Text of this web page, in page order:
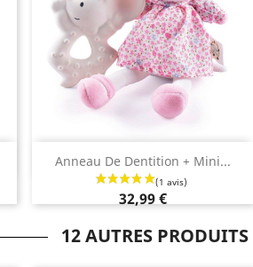
Anneau De Dentition + Mini...
32,99 €
 Aperçu rapide
12 AUTRES